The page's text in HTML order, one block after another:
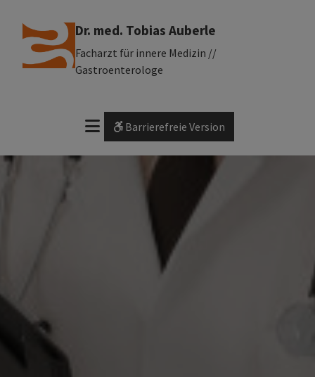
Dr. med. Tobias Auberle
Facharzt für innere Medizin //
Gastroenterologe
Barrierefreie Version